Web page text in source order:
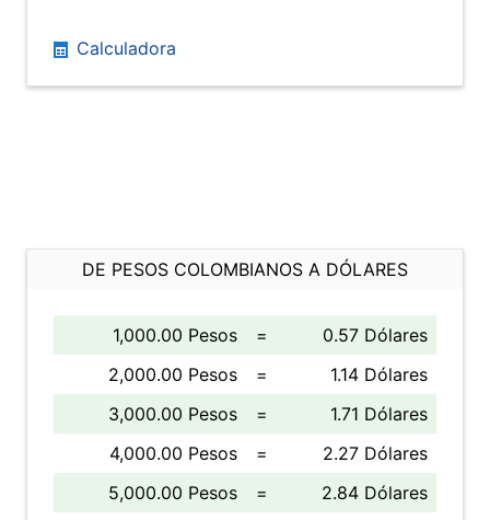
Calculadora
DE PESOS COLOMBIANOS A DÓLARES
1,000.00 Pesos =
0.57 Dólares
2,000.00 Pesos
=
1.14 Dólares
3,000.00 Pesos
=
1.71 Dólares
4,000.00 Pesos
=
2.27 Dólares
5,000.00 Pesos
=
2.84 Dólares